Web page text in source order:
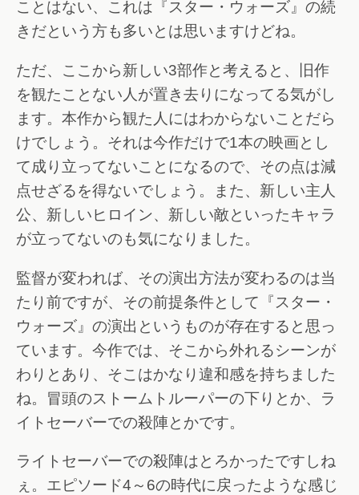
ことはない、これは『スター・ウォーズ』の続
きだという方も多いとは思いますけどね。
ただ、ここから新しい3部作と考えると、旧作
を観たことない人が置き去りになってる気がし
ます。本作から観た人にはわからないことだら
けでしょう。それは今作だけで1本の映画とし
て成り立ってないことになるので、その点は減
点せざるを得ないでしょう。また、新しい主人
公、新しいヒロイン、新しい敵といったキャラ
が立ってないのも気になりました。
監督が変われば、その演出方法が変わるのは当
たり前ですが、その前提条件として『スター・
ウォーズ』の演出というものが存在すると思っ
ています。今作では、そこから外れるシーンが
わりとあり、そこはかなり違和感を持ちました
ね。冒頭のストームトルーパーの下りとか、ラ
イトセーバーでの殺陣とかです。
ライトセーバーでの殺陣はとろかったですしね
ぇ。エピソード4～6の時代に戻ったような感じ